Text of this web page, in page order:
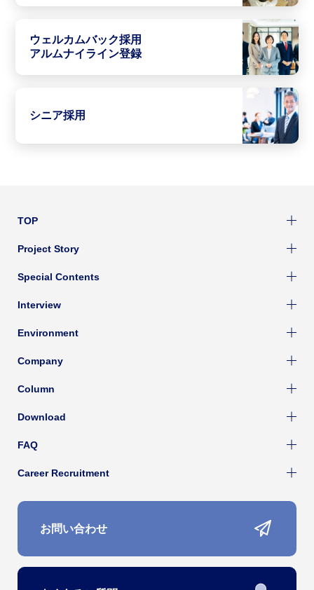
ウェルカムバック採用
アルムナイライン登録
シニア採用
TOP
Project Story
Special Contents
Interview
Environment
Company
Column
Download
FAQ
Career Recruitment
お問い合わせ